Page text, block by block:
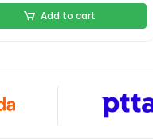
Add to cart